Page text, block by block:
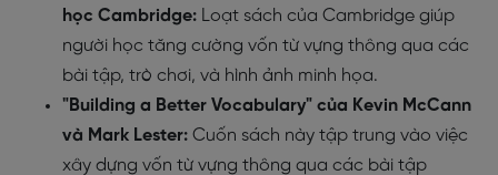
học Cambridge: Loạt sách của Cambridge giúp
người học tăng cường vốn từ vựng thông qua các
bài tập, trò chơi, và hình ảnh minh họa.
"Building a Better Vocabulary" của Kevin McCann
và Mark Lester: Cuốn sách này tập trung vào việc
xây dựng vốn từ vựng thông qua các bài tập